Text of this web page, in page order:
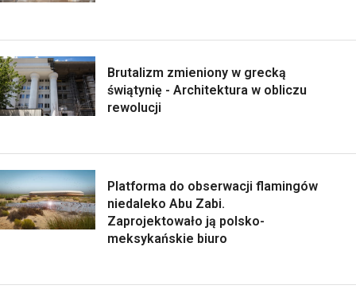
Brutalizm zmieniony w grecką
świątynię - Architektura w obliczu
rewolucji
Platforma do obserwacji flamingów
niedaleko Abu Zabi.
Zaprojektowało ją polsko-
meksykańskie biuro